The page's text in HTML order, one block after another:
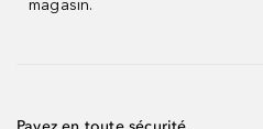
magasin.